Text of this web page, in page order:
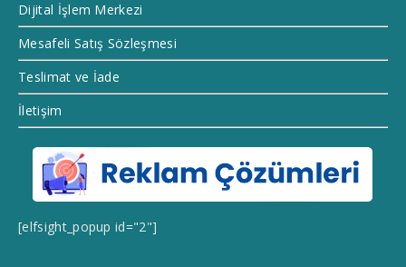
Dijital İşlem Merkezi
Mesafeli Satış Sözleşmesi
Teslimat ve İade
İletişim
[elfsight_popup id="2"]